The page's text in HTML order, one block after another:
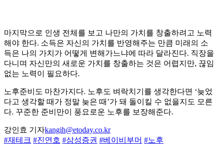
마지막으로 인생 전체를 보고 나만의 가치를 창출하려고 노력
해야 한다. 소득은 자신의 가치를 반영해주는 만큼 미래의 소
득은 나의 가치가 어떻게 변해가느냐에 따라 달라진다. 직장을
다니며 자신만의 새로운 가치를 창출하는 것은 어렵지만, 끊임
없는 노력이 필요하다.
노후준비도 마찬가지다. 노후도 벼락치기를 생각한다면 ‘늦었
다고 생각할 때가 정말 늦은 때’가 돼 돌이킬 수 없을지도 모른
다. 꾸준한 준비만이 풍요로운 노후를 보장해준다.
강인효 기자kangih@etoday.co.kr
#재테크 #진연호 #삼성증권 #베이비부머 #노후